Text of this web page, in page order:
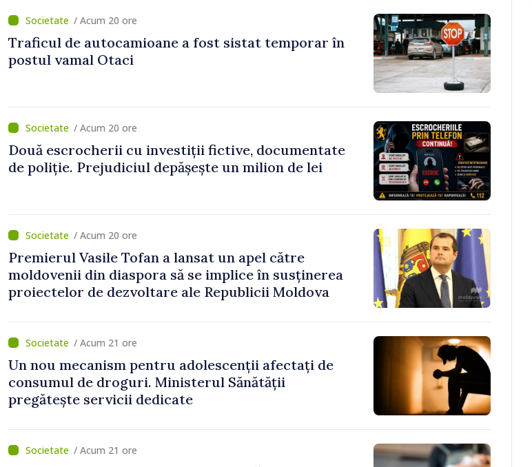
/ Acum 20 ore
Traficul de autocamioane a fost sistat temporar în
postul vamal Otaci
/ Acum 20 ore
Două escrocherii cu investiții fictive, documentate
de poliție. Prejudiciul depășește un milion de lei
/ Acum 20 ore
Premierul Vasile Tofan a lansat un apel către
moldovenii din diaspora să se implice în susținerea
proiectelor de dezvoltare ale Republicii Moldova
/ Acum 21 ore
Un nou mecanism pentru adolescenții afectați de
consumul de droguri. Ministerul Sănătății
pregătește servicii dedicate
/ Acum 21 ore